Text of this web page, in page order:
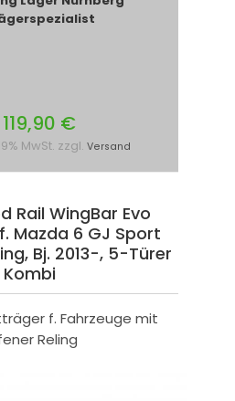
119,90 €
MwSt. zzgl. Versand
Rail WingBar Evo
Mazda 6 GJ Sport
Bj. 2013-, 5-Türer
Kombi
f. Fahrzeuge mit
Reling